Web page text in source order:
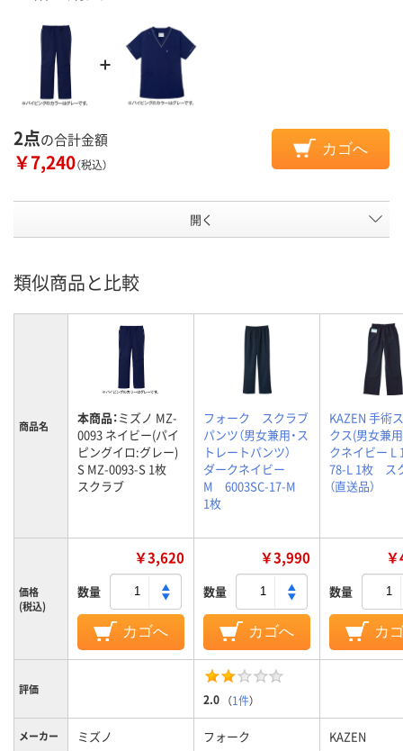
2点の合計金額
￥7,240（税込）
カゴへ
開く
類似商品と比較
商品名 本商品：ミズノ MZ-
0093 ネイビー(パイ
ピングイロ:グレー)
S MZ-0093-S 1枚
スクラブ
フォーク スクラブ
パンツ（男女兼用・ス
トレートパンツ）
ダークネイビー
M 6003SC-17-M
1枚
KAZEN 手術
クス(男女兼
クネイビー L
78-L 1枚 ス
（直送品）
価格
(税込)
￥3,620
数量
カゴへ
￥3,990
数量
カゴへ
数量
カ
評価
2.0 （1件）
メーカー ミズノ フォーク KAZEN